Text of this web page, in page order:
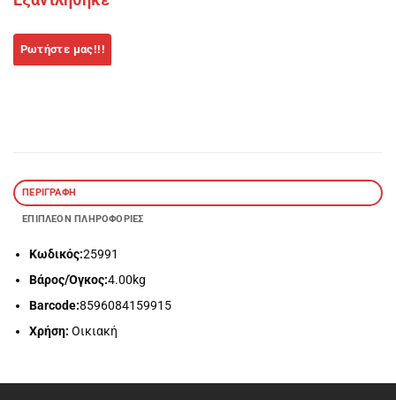
ΠΕΡΙΓΡΑΦΉ
ΕΠΙΠΛΈΟΝ ΠΛΗΡΟΦΟΡΊΕΣ
Κωδικός:25991
Βάρος/Όγκος:4.00kg
Barcode:8596084159915
Χρήση: Οικιακή